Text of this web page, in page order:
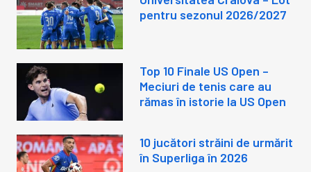
pentru sezonul 2026/2027
Top 10 Finale US Open –
Meciuri de tenis care au
rămas în istorie la US Open
10 jucători străini de urmărit
în Superliga în 2026